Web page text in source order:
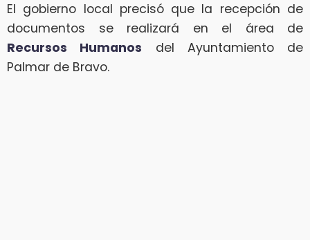
El gobierno local precisó que la recepción de
documentos se realizará en el área de
Recursos Humanos del Ayuntamiento de
Palmar de Bravo.